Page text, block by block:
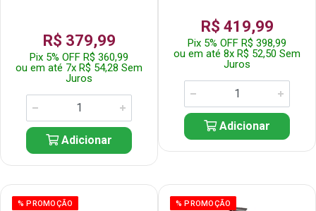
R$ 379,99
Pix 5% OFF R$ 360,99
ou em até 7x R$ 54,28 Sem
Juros
Adicionar
R$ 419,99
Pix 5% OFF R$ 398,99
ou em até 8x R$ 52,50 Sem
Juros
Adicionar
% PROMOÇÃO % PROMOÇÃO